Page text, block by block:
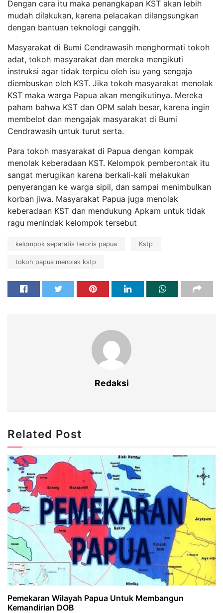
Dengan cara itu maka penangkapan KST akan lebih
mudah dilakukan, karena pelacakan dilangsungkan
dengan bantuan teknologi canggih.
Masyarakat di Bumi Cendrawasih menghormati tokoh
adat, tokoh masyarakat dan mereka mengikuti
instruksi agar tidak terpicu oleh isu yang sengaja
diembuskan oleh KST. Jika tokoh masyarakat menolak
KST maka warga Papua akan mengikutinya. Mereka
paham bahwa KST dan OPM salah besar, karena ingin
membelot dan mengajak masyarakat di Bumi
Cendrawasih untuk turut serta.
Para tokoh masyarakat di Papua dengan kompak
menolak keberadaan KST. Kelompok pemberontak itu
sangat merugikan karena berkali-kali melakukan
penyerangan ke warga sipil, dan sampai menimbulkan
korban jiwa. Masyarakat Papua juga menolak
keberadaan KST dan mendukung Apkam untuk tidak
ragu menindak kelompok tersebut
kelompok separatis teroris papua Kstp
tokoh papua menolak kstp
Redaksi
Related Post
Pemekaran Wilayah Papua Untuk Membangun
Kemandirian DOB